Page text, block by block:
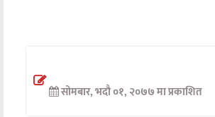
अन्तर्वार्ता
सोमबार, भदौ ०१, २०७७ मा प्रकाशित